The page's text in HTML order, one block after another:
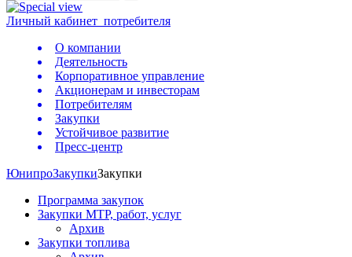
Личный кабинет потребителя
О компании
Деятельность
Корпоративное управление
Акционерам и инвесторам
Потребителям
Закупки
Устойчивое развитие
Пресс-центр
ЮнипроЗакупкиЗакупки
Программа закупок
Закупки МТР, работ, услуг
Архив
Закупки топлива